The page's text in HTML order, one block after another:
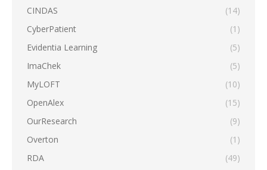
CINDAS
(14)
CyberPatient
(1)
Evidentia Learning
(5)
ImaChek
(5)
MyLOFT
(10)
OpenAlex
(15)
OurResearch
(9)
Overton
(1)
RDA
(49)